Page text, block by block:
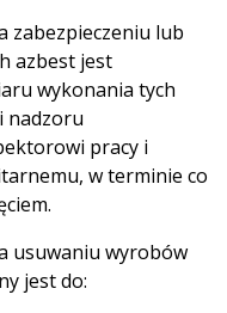
zabezpieczeniu lub
azbest jest
wykonania tych
nadzoru
pracy i
w terminie co
usuwaniu wyrobów
jest do: